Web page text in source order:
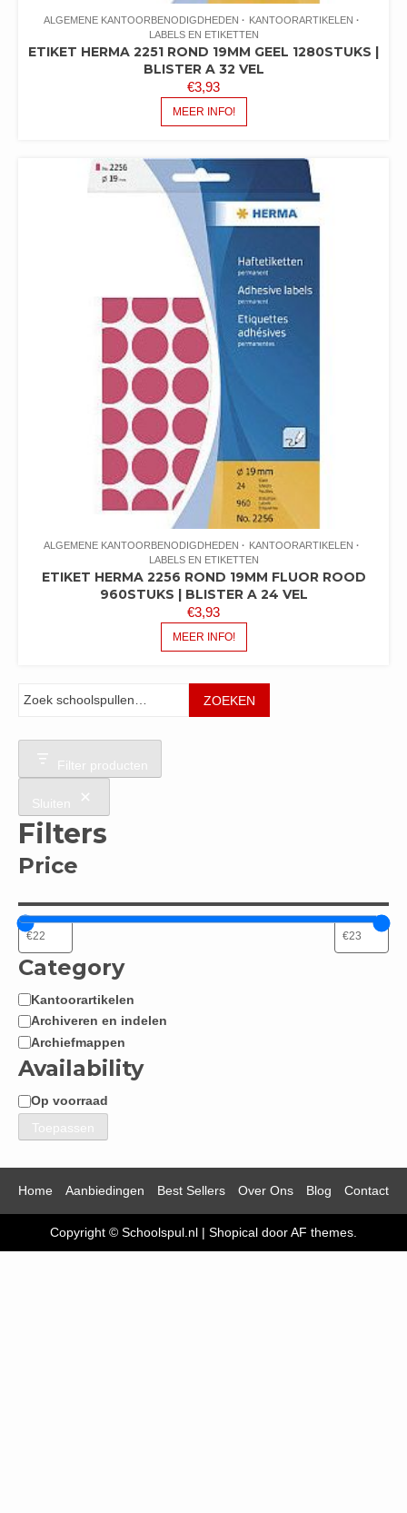
ALGEMENE KANTOORBENODIGDHEDEN
KANTOORARTIKELEN
LABELS EN ETIKETTEN
ETIKET HERMA 2251 ROND 19MM GEEL 1280STUKS |
BLISTER A 32 VEL
€3,93
MEER INFO!
ALGEMENE KANTOORBENODIGDHEDEN
KANTOORARTIKELEN
LABELS EN ETIKETTEN
ETIKET HERMA 2256 ROND 19MM FLUOR ROOD
960STUKS | BLISTER A 24 VEL
€3,93
MEER INFO!
ZOEKEN
Filter producten
Sluiten
Filters
Price
Category
Categorie
Kantoorartikelen
Archiveren en indelen
Archiefmappen
Availability
Beschikbaarheid
Op voorraad
Toepassen
Home Aanbiedingen Best Sellers Over Ons Blog Contact
Copyright © Schoolspul.nl | Shopical door AF themes.